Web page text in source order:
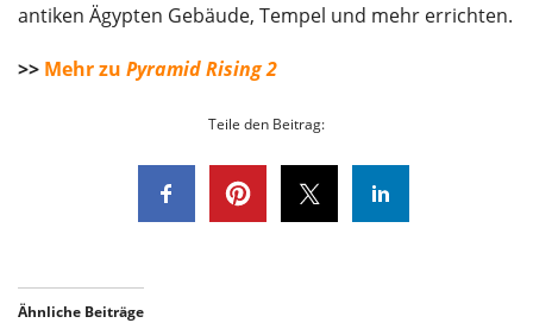
antiken Ägypten Gebäude, Tempel und mehr errichten.
>> Mehr zu Pyramid Rising 2
Teile den Beitrag:
Ähnliche Beiträge